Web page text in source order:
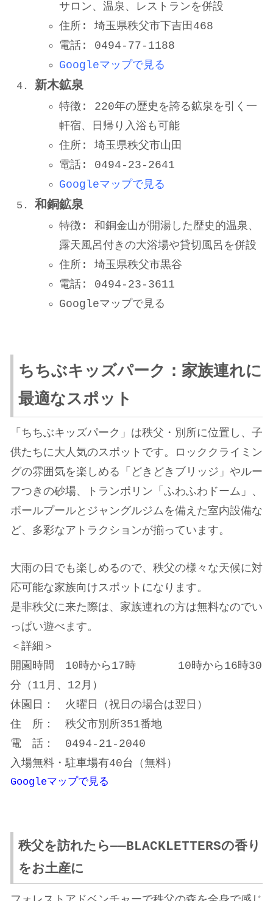
サロン、温泉、レストランを併設
住所: 埼玉県秩父市下吉田468
電話: 0494-77-1188
Googleマップで見る
新木鉱泉
特徴: 220年の歴史を誇る鉱泉を引く一
軒宿、日帰り入浴も可能
住所: 埼玉県秩父市山田
電話: 0494-23-2641
Googleマップで見る
和銅鉱泉
特徴: 和銅金山が開湯した歴史的温泉、
露天風呂付きの大浴場や貸切風呂を併設
住所: 埼玉県秩父市黒谷
電話: 0494-23-3611
Googleマップで見る
ちちぶキッズパーク：家族連れに
最適なスポット
「ちちぶキッズパーク」は秩父・別所に位置し、子
供たちに大人気のスポットです。ロッククライミン
グの雰囲気を楽しめる「どきどきブリッジ」やルー
フつきの砂場、トランポリン「ふわふわドーム」、
ボールプールとジャングルジムを備えた室内設備な
ど、多彩なアトラクションが揃っています。
大雨の日でも楽しめるので、秩父の様々な天候に対
応可能な家族向けスポットになります。
是非秩父に来た際は、家族連れの方は無料なのでい
っぱい遊べます。
＜詳細＞
開園時間 10時から17時 10時から16時30
分（11月、12月）
休園日： 火曜日（祝日の場合は翌日）
住 所： 秩父市別所351番地
電 話： 0494-21-2040
入場無料・駐車場有40台（無料）
Googleマップで見る
秩父を訪れたら——BLACKLETTERSの香り
をお土産に